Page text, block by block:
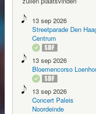
13 sep 2026
Streetparade Den
Centrum
13 sep 2026
Bloemencorso
13 sep 2026
Concert Paleis
Noordeinde